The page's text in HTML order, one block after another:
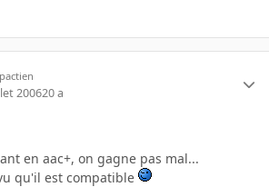
200620 a
en aac+, on gagne pas mal...
qu'il est compatible